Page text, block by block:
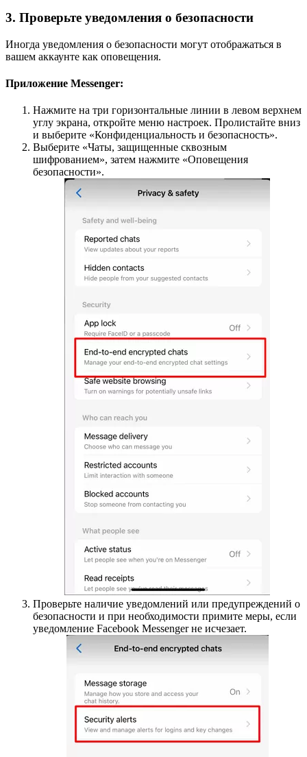
3. Проверьте уведомления о безопасности
Иногда уведомления о безопасности могут отображаться в
вашем аккаунте как оповещения.
Приложение Messenger:
Нажмите на три горизонтальные линии в левом верхнем
углу экрана, откройте меню настроек. Пролистайте вниз
и выберите «Конфиденциальность и безопасность».
Выберите «Чаты, защищенные сквозным
шифрованием», затем нажмите «Оповещения
безопасности».
Проверьте наличие уведомлений или предупреждений о
безопасности и при необходимости примите меры, если
уведомление Facebook Messenger не исчезает.